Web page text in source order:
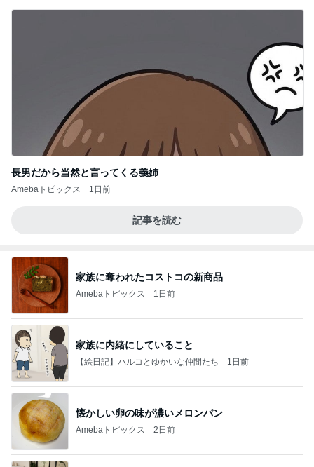
長男だから当然と言ってくる義姉
Amebaトピックス 1日前
記事を読む
家族に奪われたコストコの新商品
Amebaトピックス 1日前
家族に内緒にしていること
【絵日記】ハルコとゆかいな仲間たち 1日前
懐かしい卵の味が濃いメロンパン
Amebaトピックス 2日前